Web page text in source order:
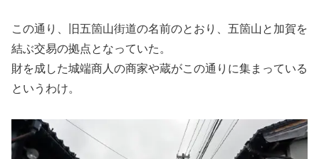
この通り、旧五箇山街道の名前のとおり、五箇山と加賀を
結ぶ交易の拠点となっていた。
財を成した城端商人の商家や蔵がこの通りに集まっている
というわけ。